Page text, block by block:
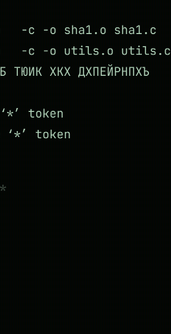
-c -o sha1.o sha1.c
-c -o utils.o utils.c
ХКХ ДХПЕЙРНПХЪ
token
token